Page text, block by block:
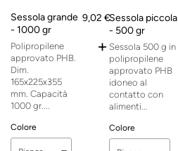
Sessola grande
- 1000 gr
Polipropilene
approvato PHB.
Dim.
165x225x355
mm. Capacità
1000 gr....
9,02 €
Colore
+
Sessola piccola
- 500 gr
Sessola 500 g in
polipropilene
approvato PHB
idoneo al
contatto con
alimenti...
Colore